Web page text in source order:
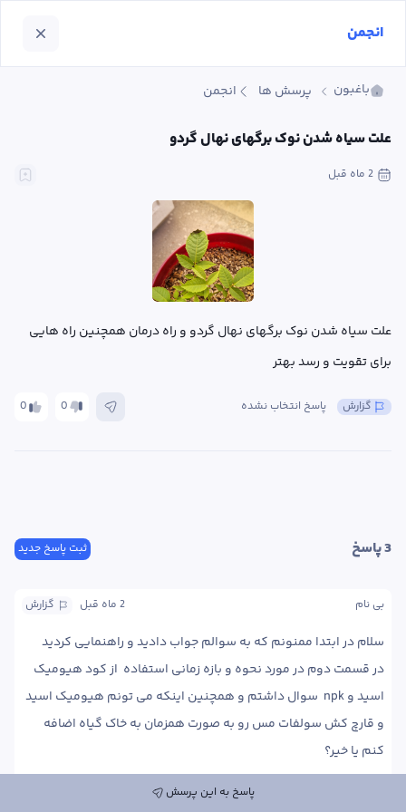
باغبون پرسش ها انجمن
علت سیاه شدن نوک برگهای نهال گردو
2 ماه قبل
برای تقویت و رسد بهتر
0 0 پاسخ انتخاب نشده گزارش
ثبت پاسخ جدید 3 پاسخ
گزارش 2 ماه قبل بی نام
کنم یا خیر؟
پاسخ به این پرسش
انجمن